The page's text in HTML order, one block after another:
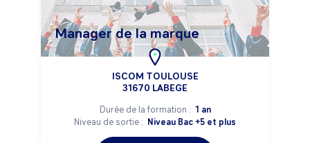
Manager de la marque
ISCOM TOULOUSE
31670 LABEGE
Durée de la formation : 1 an
Niveau de sortie : Niveau Bac +5 et plus